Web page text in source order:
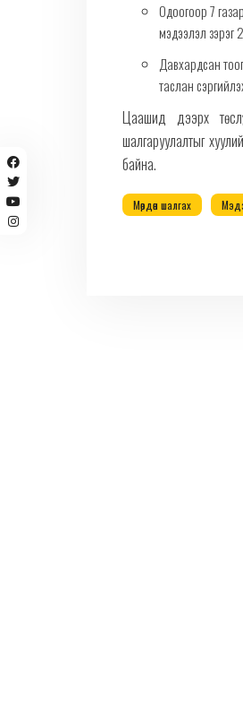
Одоогоор 7
мэдээлэл зэрэг
Давхардсан
таслан
Цаашид дээрх
шалгаруулалтыг
байна.
Мөрдөн шалгах